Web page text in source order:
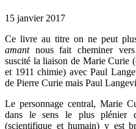
15 janvier 2017
Ce livre au titre on ne peut
amant nous fait cheminer vers
suscité la liaison de Marie Curie
et 1911 chimie) avec Paul
de Pierre Curie mais Paul
Le personnage central, Marie
dans le sens le plus plénier
(scientifique et humain) y est